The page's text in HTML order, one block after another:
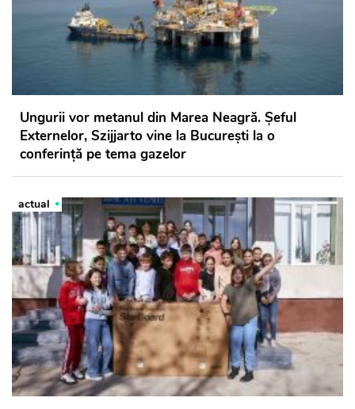
Ungurii vor metanul din Marea Neagră. Șeful
Externelor, Szijjarto vine la București la o
conferință pe tema gazelor
actual